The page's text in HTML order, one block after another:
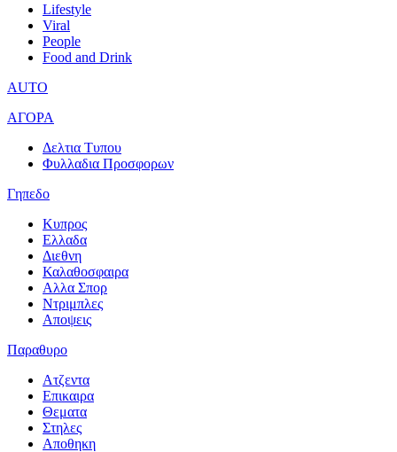
Lifestyle
Viral
People
Food and Drink
AUTO
ΑΓΟΡΑ
Δελτια Τυπου
Φυλλαδια Προσφορων
Γηπεδο
Κυπρος
Ελλαδα
Διεθνη
Καλαθοσφαιρα
Αλλα Σπορ
Ντριμπλες
Αποψεις
Παραθυρο
Ατζεντα
Επικαιρα
Θεματα
Στηλες
Αποθηκη